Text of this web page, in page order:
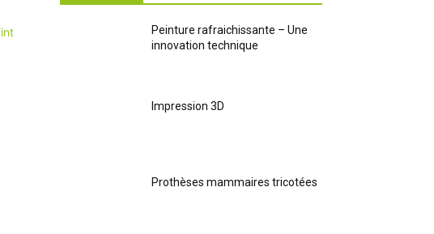
Peinture rafraichissante – Une
innovation technique
Impression 3D
Prothèses mammaires tricotées